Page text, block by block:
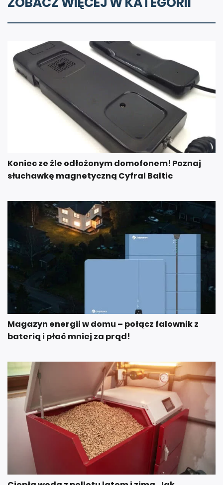
Koniec ze źle odłożonym domofonem! Poznaj
słuchawkę magnetyczną Cyfral Baltic
Magazyn energii w domu – połącz falownik z
baterią i płać mniej za prąd!
Ciepła woda z pelletu latem i zimą. Jak
ustawić piec, żeby nie przepłacać?